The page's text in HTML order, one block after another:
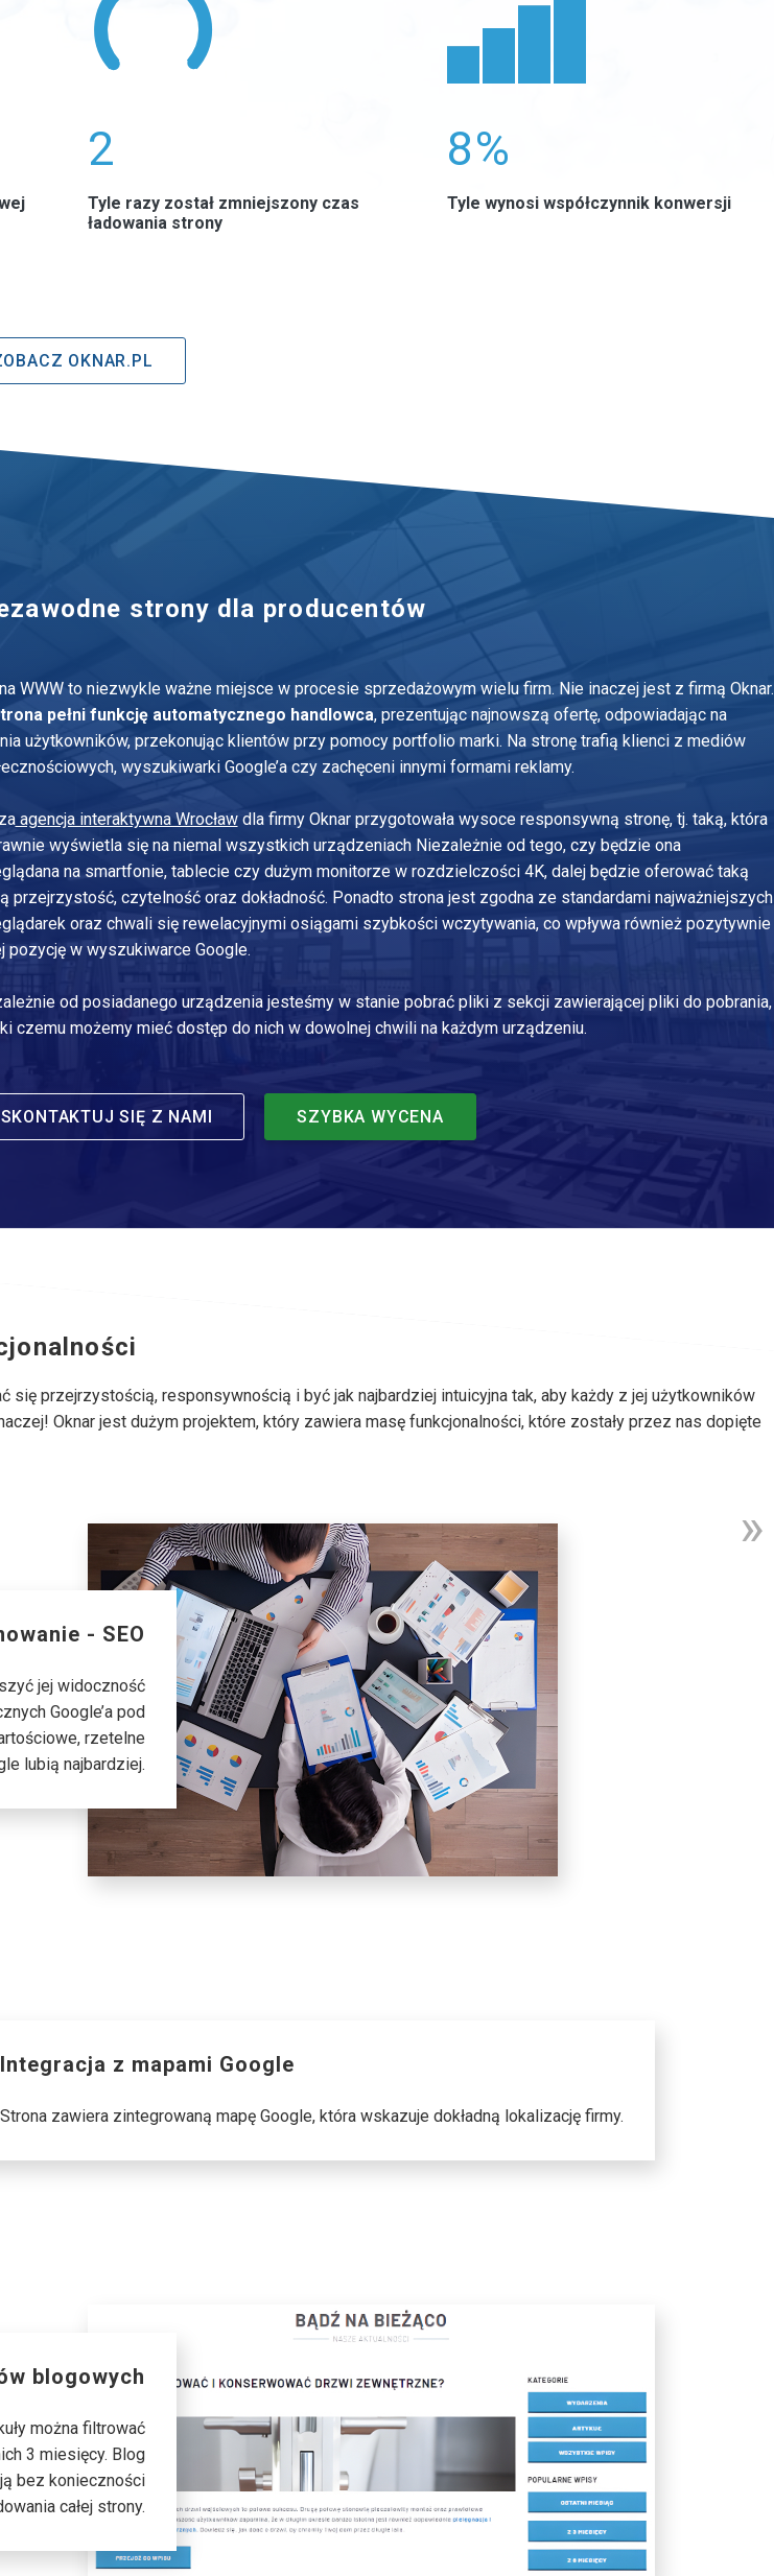
2
Tyle razy został zmniejszony czas
ładowania strony
0
8%
Tyle wynosi współczynnik konwersji
OKNAR.PL
strony dla producentów
WWW to niezwykle ważne miejsce w procesie sprzedażowym wielu firm. Nie inaczej jest z firmą Oknar.
pełni funkcję automatycznego handlowca, prezentując najnowszą ofertę, odpowiadając na
użytkowników, przekonując klientów przy pomocy portfolio marki. Na stronę trafią klienci z mediów
wyszukiwarki Google’a czy zachęceni innymi formami reklamy.
agencja interaktywna Wrocławdla firmy Oknar przygotowała wysoce responsywną stronę, tj. taką, która
wyświetla się na niemal wszystkich urządzeniach Niezależnie od tego, czy będzie ona
na smartfonie, tablecie czy dużym monitorze w rozdzielczości 4K, dalej będzie oferować taką
przejrzystość, czytelność oraz dokładność. Ponadto strona jest zgodna ze standardami najważniejszych
oraz chwali się rewelacyjnymi osiągami szybkości wczytywania, co wpływa również pozytywnie
pozycję w wyszukiwarce Google.
od posiadanego urządzenia jesteśmy w stanie pobrać pliki z sekcji zawierającej pliki do pobrania,
czemu możemy mieć dostęp do nich w dowolnej chwili na każdym urządzeniu.
SKONTAKTUJ SIĘ Z NAMI SZYBKA WYCENA
przejrzystością, responsywnością i być jak najbardziej intuicyjna tak, aby każdy z jej użytkowników
Oknar jest dużym projektem, który zawiera masę funkcjonalności, które zostały przez nas dopięte
- SEO
jej widoczność
Google’a pod
rzetelne
lubią najbardziej.
Integracja z mapami Google
Strona zawiera zintegrowaną mapę Google, która wskazuje dokładną lokalizację firmy.
blogowych
można filtrować
3 miesięcy. Blog
bez konieczności
całej strony.